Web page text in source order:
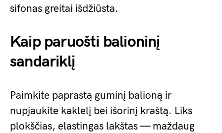
sifonas greitai išdžiūsta.
Kaip paruošti balioninį
sandariklį
Paimkite paprastą guminį balioną ir
nupjaukite kaklelį bei išorinį kraštą. Liks
plokščias, elastingas lakštas — maždaug